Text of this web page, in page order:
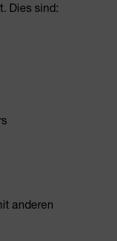
Dies sind:
anderen